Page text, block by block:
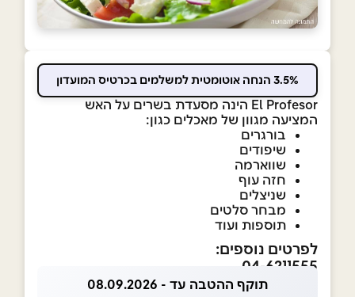
3.5% הנחה אוטומטית למשלמים בכרטיס המועדון
El Profesor הינה מסעדת בשרים על האש
המציעה מגוון של מאכלים כגון:
בורגרים
שיפודים
שווארמה
חזה עוף
שניצלים
מבחר סלטים
תוספות ועוד
לפרטים נוספים:
04-6211555
תוקף ההטבה עד - 08.09.2026